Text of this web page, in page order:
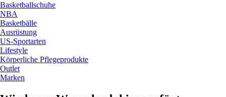
Basketballschuhe
NBA
Basketbälle
Ausrüstung
US-Sportarten
Lifestyle
Körperliche Pflegeprodukte
Outlet
Marken